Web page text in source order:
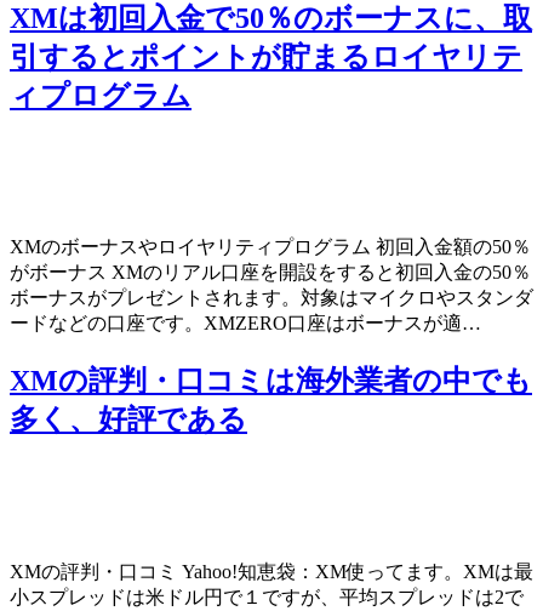
XMは初回入金で50％のボーナスに、取
引するとポイントが貯まるロイヤリテ
ィプログラム
XMのボーナスやロイヤリティプログラム 初回入金額の50％
がボーナス XMのリアル口座を開設をすると初回入金の50％
ボーナスがプレゼントされます。対象はマイクロやスタンダ
ードなどの口座です。XMZERO口座はボーナスが適…
XMの評判・口コミは海外業者の中でも
多く、好評である
XMの評判・口コミ Yahoo!知恵袋：XM使ってます。XMは最
小スプレッドは米ドル円で１ですが、平均スプレッドは2で